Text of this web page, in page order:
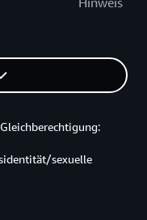
sexuelle